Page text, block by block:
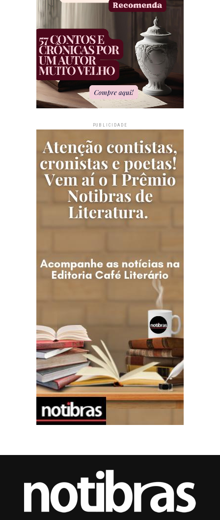
PUBLICIDADE